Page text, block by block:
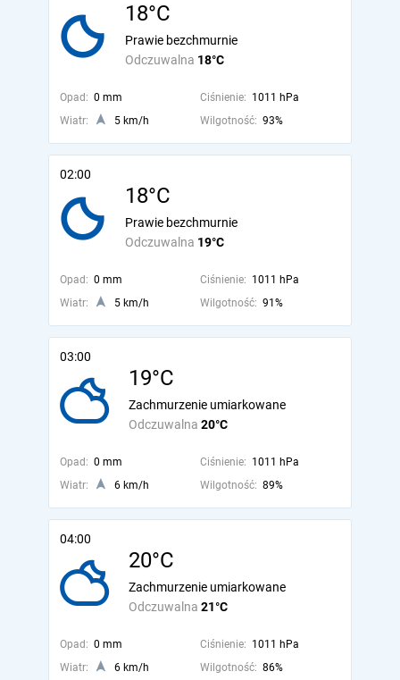
18°C
Odczuwalna 18°C
Prawie bezchmurnie
Opad: 0 mm Ciśnienie: 1011 hPa
Wiatr:
5 km/h Wilgotność: 93%
02:00
18°C
Odczuwalna 19°C
Prawie bezchmurnie
Opad: 0 mm Ciśnienie: 1011 hPa
Wiatr:
5 km/h Wilgotność: 91%
03:00
19°C
Odczuwalna 20°C
Zachmurzenie umiarkowane
Opad: 0 mm Ciśnienie: 1011 hPa
Wiatr:
6 km/h Wilgotność: 89%
04:00
20°C
Odczuwalna 21°C
Zachmurzenie umiarkowane
Opad: 0 mm Ciśnienie: 1011 hPa
Wiatr:
6 km/h Wilgotność: 86%